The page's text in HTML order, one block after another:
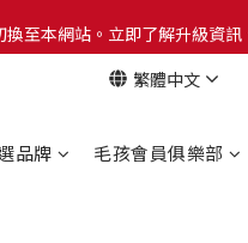
至本網站。立即了解升級資訊
至本網站。立即了解升級資訊
館滿 $1,500 享免運優惠 🎁
繁體中文
品牌 毛孩會員俱樂部